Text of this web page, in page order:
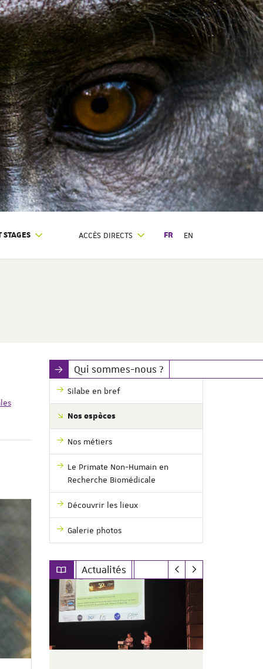
ACCÈS DIRECTS FR EN
Qui sommes-nous ?
Silabe en bref
Nos espèces
Nos métiers
Le Primate Non-Humain en
Recherche Biomédicale
Découvrir les lieux
Galerie photos
Actualités